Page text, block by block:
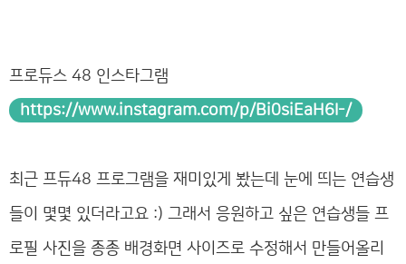
프로듀스 48 인스타그램
https://www.instagram.com/p/Bi0siEaH6l-/
최근 프듀48 프로그램을 재미있게 봤는데 눈에 띄는 연습생
들이 몇몇 있더라고요 :) 그래서 응원하고 싶은 연습생들 프
로필 사진을 종종 배경화면 사이즈로 수정해서 만들어올리